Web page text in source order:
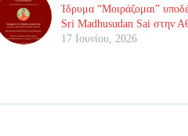
Ίδρυμα “Μοιράζομαι”
Sri Madhusudan Sai στην
17 Ιουνίου, 2026